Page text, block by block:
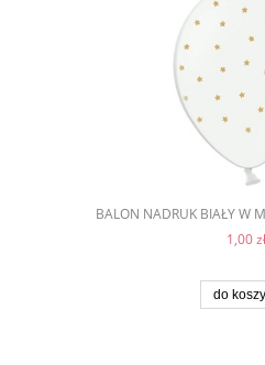
BALON NADRUK BIAŁY W
1,00 zł
do